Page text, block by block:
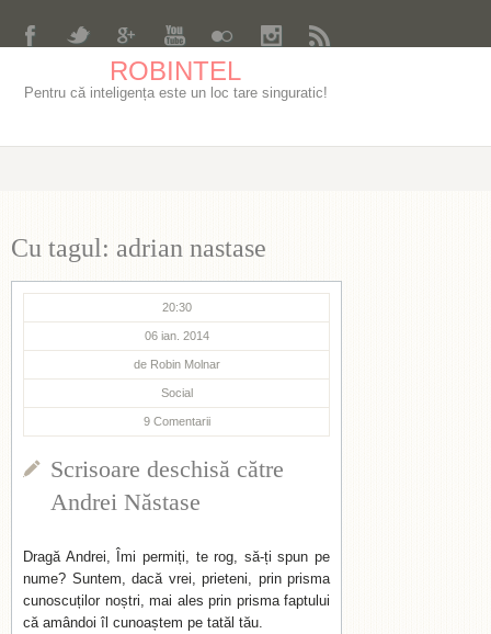
ROBINTEL
Pentru că inteligența este un loc tare singuratic!
Cu tagul: adrian nastase
20:30
06 ian. 2014
de Robin Molnar
Social
9 Comentarii
Scrisoare deschisă către
Andrei Năstase
Dragă Andrei, Îmi permiți, te rog, să-ți spun pe
nume? Suntem, dacă vrei, prieteni, prin prisma
cunoscuților noștri, mai ales prin prisma faptului
că amândoi îl cunoaștem pe tatăl tău.